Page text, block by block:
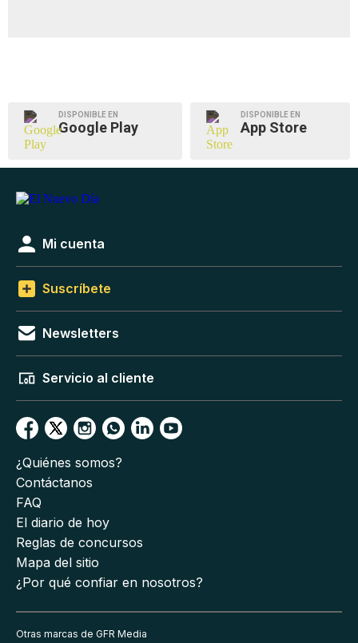
DISPONIBLE EN
Google Play
DISPONIBLE EN
App Store
Mi cuenta
Suscríbete
Newsletters
Servicio al cliente
¿Quiénes somos?
Contáctanos
FAQ
El diario de hoy
Reglas de concursos
Mapa del sitio
¿Por qué confiar en nosotros?
Otras marcas de GFR Media